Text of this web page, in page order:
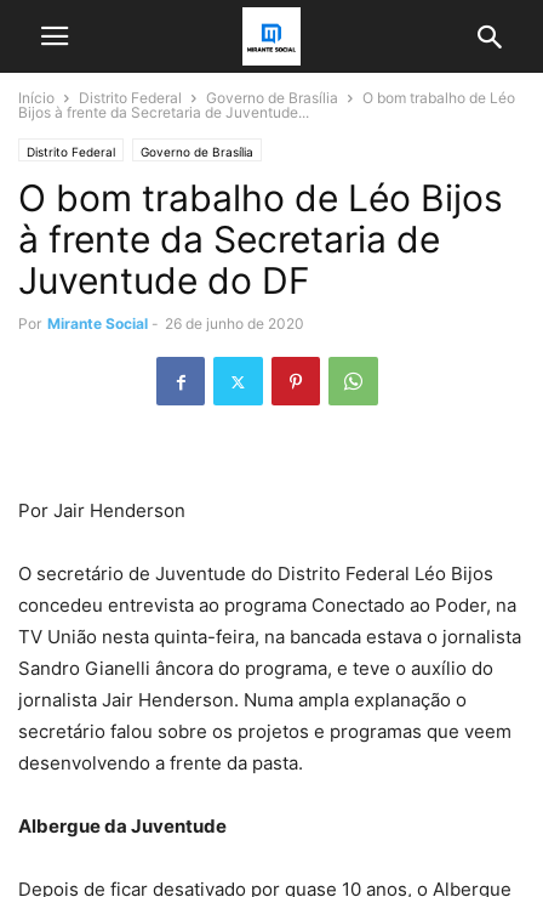
Início Distrito Federal Governo de Brasília
O bom trabalho de Léo
Bijos à frente da Secretaria de Juventude...
Distrito Federal Governo de Brasília
O bom trabalho de Léo Bijos
à frente da Secretaria de
Juventude do DF
Por Mirante Social - 26 de junho de 2020
Por Jair Henderson
O secretário de Juventude do Distrito Federal Léo Bijos
concedeu entrevista ao programa Conectado ao Poder, na
TV União nesta quinta-feira, na bancada estava o jornalista
Sandro Gianelli âncora do programa, e teve o auxílio do
jornalista Jair Henderson. Numa ampla explanação o
secretário falou sobre os projetos e programas que veem
desenvolvendo a frente da pasta.
Albergue da Juventude
Depois de ficar desativado por quase 10 anos, o Albergue